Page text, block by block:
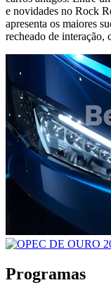
e novidades no Rock
apresenta os maiores
recheado de interação,
Programas